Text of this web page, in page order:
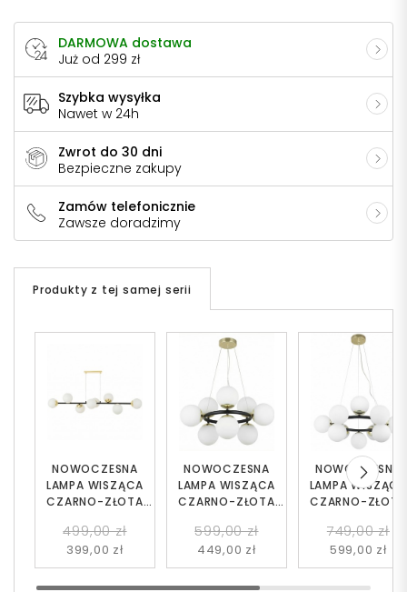
DARMOWA dostawa
Już od 299 zł
Szybka wysyłka
Nawet w 24h
Zwrot do 30 dni
Bezpieczne zakupy
Zamów telefonicznie
Zawsze doradzimy
Produkty z tej samej serii
NOWOCZESNA
LAMPA WISZĄCA
CZARNO-ZŁOTA
499,00 zł
399,00 zł
NOWOCZESNA
LAMPA WISZĄCA
CZARNO-ZŁOTA
599,00 zł
449,00 zł
NOWOCZESNA
LAMPA WISZĄCA
CZARNO-ZŁOTA
749,00 zł
599,00 zł